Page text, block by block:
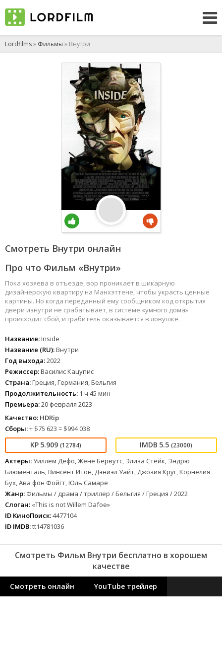
Lordfilms» Фильмы » Внутри
Смотреть Внутри онлайн
Про что Фильм «Внутри»
Пока хозяева в отъезде, вор проникает в шикарную
дизайнерскую квартиру на Манхэттене, чтобы украсть ценные
картины. Но когда переданный ему сообщником код открытия
двери изнутри не срабатывает, в системе «умного дома»
происходит сбой, и грабитель оказывается в ловушке.
Название:Inside
Название (RU):Внутри
Год выхода:2022
Режиссер:Василис Кацупис
Страна:Греция, Германия, Бельгия
Продолжительность: 1 ч 45 мин
Премьера:20 февраля 2023
Качество: HDRip
Сборы:+ $75 623 = $994 038
5.909 (12784) 5.5 (23000)
Актеры:Уиллем Дефо, Жене Бервутс, Элиза Стёйк, Эндрю
Блюменталь, Винсент Итон, Дэниэл Уайт, Джозия Круг, Корнелия
Бух, Ава фон Фойгт, Юль Самаре
Жанр: Фильмы / драма / триллер / Бельгия / Греция / 2022
Слоган: «This is not Willem Dafoe»
ID КиноПоиск:4477104
ID IMDB:tt14781036
Смотреть Фильм Внутри бесплатно в хорошем
качестве
Смотреть онлайн YouTube трейлер